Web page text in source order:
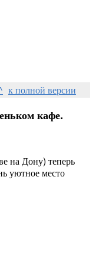
к полной версии
кафе.
на Дону) теперь
уютное место